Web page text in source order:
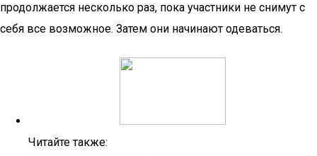
продолжается несколько раз, пока участники не снимут с
себя все возможное. Затем они начинают одеваться.
Читайте также: